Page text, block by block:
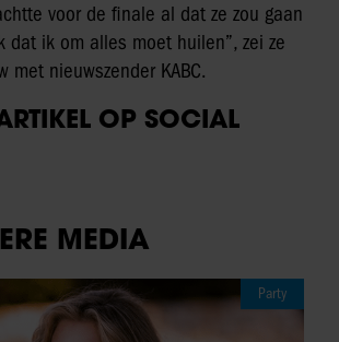
voor de finale al dat ze zou gaan
dat ik om alles moet huilen”, zei ze
met nieuwszender KABC.
OP SOCIAL
MEDIA
Party